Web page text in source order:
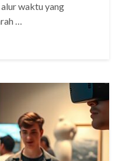
alur waktu yang
…